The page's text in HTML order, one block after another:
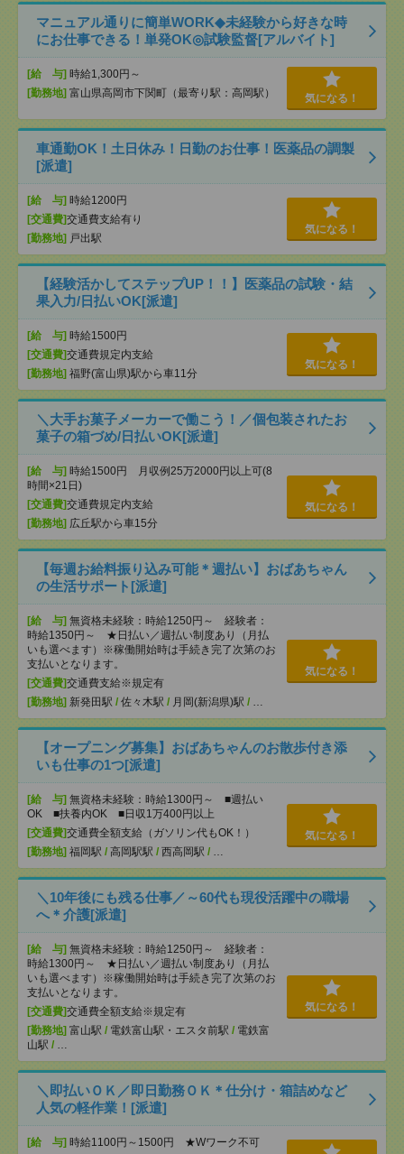
マニュアル通りに簡単WORK◆未経験から好きな時
にお仕事できる！単発OK◎試験監督[アルバイト]
[給 与] 時給1,300円～
[勤務地] 富山県高岡市下関町（最寄り駅：高岡駅） 気になる！
車通勤OK！土日休み！日勤のお仕事！医薬品の調製
[派遣]
[給 与] 時給1200円
[交通費]交通費支給有り
[勤務地] 戸出駅
気になる！
【経験活かしてステップUP！！】医薬品の試験・結
果入力/日払いOK[派遣]
[給 与] 時給1500円
[交通費]交通費規定内支給
[勤務地] 福野(富山県)駅から車11分
気になる！
＼大手お菓子メーカーで働こう！／個包装されたお
菓子の箱づめ/日払いOK[派遣]
[給 与] 時給1500円 月収例25万2000円以上可(8
時間×21日)
[交通費]交通費規定内支給
[勤務地] 広丘駅から車15分
気になる！
【毎週お給料振り込み可能＊週払い】おばあちゃん
の生活サポート[派遣]
[給 与] 無資格未経験：時給1250円～ 経験者：
時給1350円～ ★日払い／週払い制度あり（月払
いも選べます）※稼働開始時は手続き完了次第のお
支払いとなります。
[交通費]交通費支給※規定有
[勤務地] 新発田駅 / 佐々木駅 / 月岡(新潟県)駅 / …
気になる！
【オープニング募集】おばあちゃんのお散歩付き添
いも仕事の1つ[派遣]
[給 与] 無資格未経験：時給1300円～ ■週払い
OK ■扶養内OK ■日収1万400円以上
[交通費]交通費全額支給（ガソリン代もOK！）
[勤務地] 福岡駅 / 高岡駅駅 / 西高岡駅 / …
気になる！
＼10年後にも残る仕事／～60代も現役活躍中の職場
へ＊介護[派遣]
[給 与] 無資格未経験：時給1250円～ 経験者：
時給1300円～ ★日払い／週払い制度あり（月払
いも選べます）※稼働開始時は手続き完了次第のお
支払いとなります。
[交通費]交通費全額支給※規定有
[勤務地] 富山駅 / 電鉄富山駅・エスタ前駅 / 電鉄富
山駅 / …
気になる！
＼即払いＯＫ／即日勤務ＯＫ＊仕分け・箱詰めなど
人気の軽作業！[派遣]
[給 与] 時給1100円～1500円 ★Wワーク不可